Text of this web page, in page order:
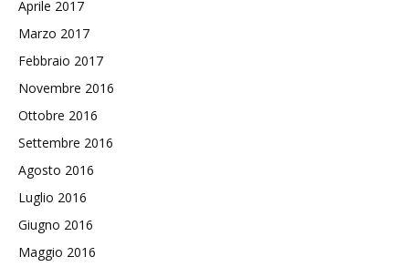
Aprile 2017
Marzo 2017
Febbraio 2017
Novembre 2016
Ottobre 2016
Settembre 2016
Agosto 2016
Luglio 2016
Giugno 2016
Maggio 2016